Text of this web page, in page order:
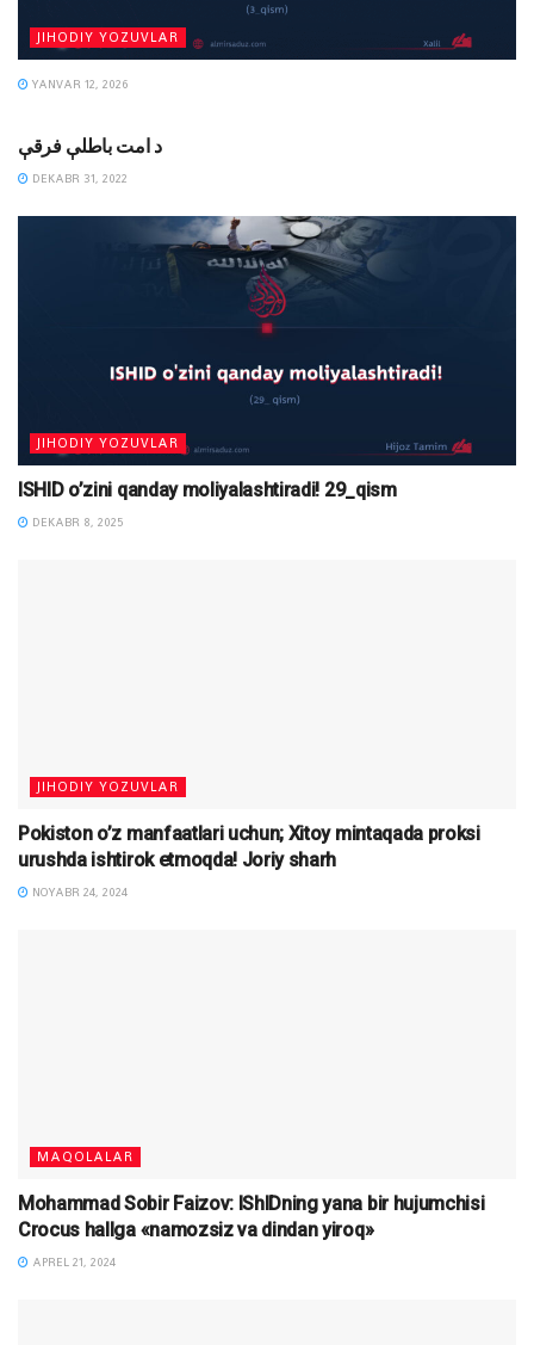
JIHODIY YOZUVLAR
YANVAR 12, 2026
د امت باطلې فرقې
DEKABR 31, 2022
JIHODIY YOZUVLAR
ISHID o’zini qanday moliyalashtiradi! 29_qism
DEKABR 8, 2025
JIHODIY YOZUVLAR
Pokiston o’z manfaatlari uchun; Xitoy mintaqada proksi
urushda ishtirok etmoqda! Joriy sharh
NOYABR 24, 2024
MAQOLALAR
Mohammad Sobir Faizov: IShIDning yana bir hujumchisi
Crocus hallga «namozsiz va dindan yiroq»
APREL 21, 2024